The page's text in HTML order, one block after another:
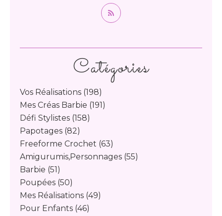
Catégories
Vos Réalisations (198)
Mes Créas Barbie (191)
Défi Stylistes (158)
Papotages (82)
Freeforme Crochet (63)
Amigurumis,personnages (55)
Barbie (51)
Poupées (50)
Mes Réalisations (49)
Pour Enfants (46)